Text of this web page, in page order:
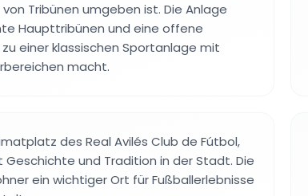
Tribünen umgeben ist. Die Anlage
Haupttribünen und eine offene
einer klassischen Sportanlage mit
macht.
des Real Avilés Club de Fútbol,
Geschichte und Tradition in der Stadt. Die
ein wichtiger Ort für Fußballerlebnisse